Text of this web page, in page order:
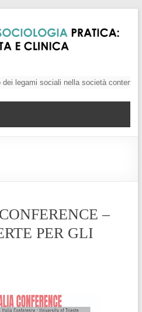
sociali nella società
–
PER GLI